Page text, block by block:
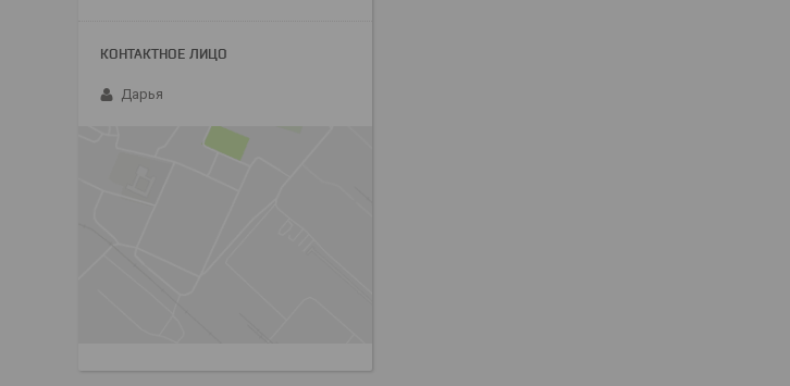
Дарья